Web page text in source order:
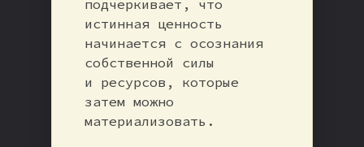
подчеркивает, что
истинная ценность
начинается с осознания
собственной силы
и ресурсов, которые
затем можно
материализовать.